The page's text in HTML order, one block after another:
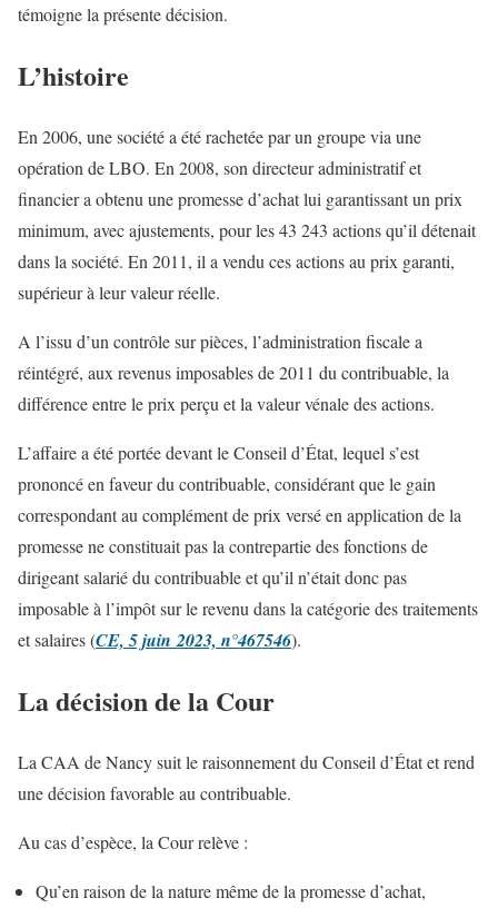
témoigne la présente décision.
L’histoire
En 2006, une société a été rachetée par un groupe via une
opération de LBO. En 2008, son directeur administratif et
financier a obtenu une promesse d’achat lui garantissant un prix
minimum, avec ajustements, pour les 43 243 actions qu’il détenait
dans la société. En 2011, il a vendu ces actions au prix garanti,
supérieur à leur valeur réelle.
A l’issu d’un contrôle sur pièces, l’administration fiscale a
réintégré, aux revenus imposables de 2011 du contribuable, la
différence entre le prix perçu et la valeur vénale des actions.
L’affaire a été portée devant le Conseil d’État, lequel s’est
prononcé en faveur du contribuable, considérant que le gain
correspondant au complément de prix versé en application de la
promesse ne constituait pas la contrepartie des fonctions de
dirigeant salarié du contribuable et qu’il n’était donc pas
imposable à l’impôt sur le revenu dans la catégorie des traitements
et salaires (CE, 5 juin 2023, n°467546).
La décision de la Cour
La CAA de Nancy suit le raisonnement du Conseil d’État et rend
une décision favorable au contribuable.
Au cas d’espèce, la Cour relève :
Qu’en raison de la nature même de la promesse d’achat,